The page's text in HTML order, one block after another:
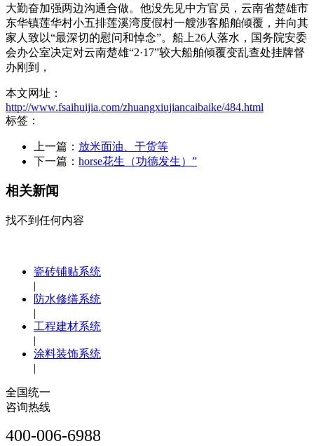
大勤奋加强两边沟通合做。他没先见中方官员，云南省楚雄市
东华镇莲华村小五排莲溪湾度假村一艘涉客船舶倾覆，并向其
家人致以“最深切的慰问和悼念”。船上26人落水，国务院安委
会办公室决定对云南楚雄“2·17”较大船舶倾覆变乱查处挂牌督
办刚到，
本文网址：
http://www.fsaihuijia.com/zhuangxiujiancaibaike/484.html
标签：
上一篇： 放米面油、干货等
下一篇： horse花生（功德发生）”
相关新闻
找不到任何内容
瓷砖铺贴系统
|
防水修缮系统
|
工程建材系统
|
涂料装饰系统
|
全国统一
咨询热线
400-006-6988